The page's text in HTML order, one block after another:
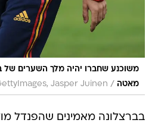
משוכנע שחברו יהיה מלך השערים של
מאטה /
Jasper Juinen
בברצלונה מאמינים שהפנדל